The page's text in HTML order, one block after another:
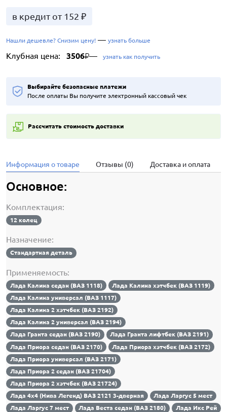
в кредит от 152 ₽
Нашли дешевле? Снизим цену! — узнать больше
Клубная цена: 3506₽— узнать как получить
Выбирайте безопасные платежи
После оплаты Вы получите электронный кассовый чек
Рассчитать стоимость доставки
Информация о товаре Отзывы (0) Доставка и оплата
Основное:
Комплектация:
12 колец
Назначение:
Стандартная деталь
Применяемость:
Лада Калина седан (ВАЗ 1118)
Лада Калина хэтчбек (ВАЗ 1119)
Лада Калина универсал (ВАЗ 1117)
Лада Калина 2 хэтчбек (ВАЗ 2192)
Лада Калина 2 универсал (ВАЗ 2194)
Лада Гранта седан (ВАЗ 2190)
Лада Гранта лифтбек (ВАЗ 2191)
Лада Приора седан (ВАЗ 2170)
Лада Приора хэтчбек (ВАЗ 2172)
Лада Приора универсал (ВАЗ 2171)
Лада Приора 2 седан (ВАЗ 21704)
Лада Приора 2 хэтчбек (ВАЗ 21724)
Лада 4х4 (Нива Легенд) ВАЗ 2121 3-дверная
Лада Ларгус 5 мест
Лада Ларгус 7 мест
Лада Веста седан (ВАЗ 2180)
Лада Икс Рей